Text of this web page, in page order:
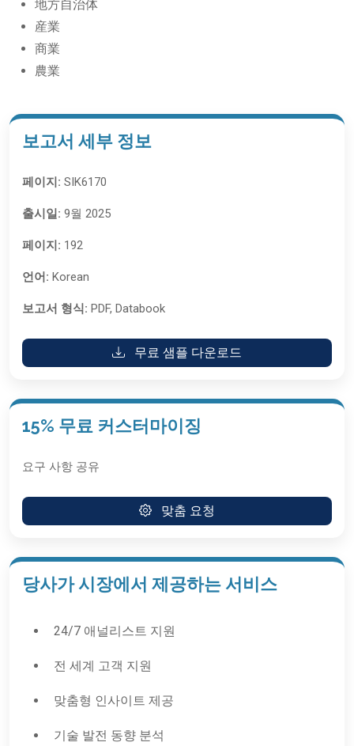
地方自治体
産業
商業
農業
보고서 세부 정보
페이지: SIK6170
출시일: 9월 2025
페이지: 192
언어: Korean
보고서 형식: PDF, Databook
무료 샘플 다운로드
15% 무료 커스터마이징
요구 사항 공유
맞춤 요청
당사가 시장에서 제공하는 서비스
24/7 애널리스트 지원
전 세계 고객 지원
맞춤형 인사이트 제공
기술 발전 동향 분석